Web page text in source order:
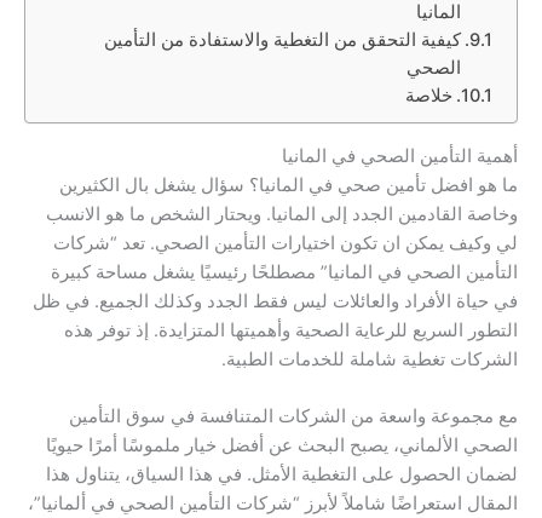
المانيا
كيفية التحقق من التغطية والاستفادة من التأمين
الصحي
خلاصة
أهمية التأمين الصحي في المانيا
ما هو افضل تأمين صحي في المانيا؟ سؤال يشغل بال الكثيرين
وخاصة القادمين الجدد إلى المانيا. ويحتار الشخص ما هو الانسب
لي وكيف يمكن ان تكون اختيارات التأمين الصحي. تعد “شركات
التأمين الصحي في المانيا” مصطلحًا رئيسيًا يشغل مساحة كبيرة
في حياة الأفراد والعائلات ليس فقط الجدد وكذلك الجميع. في ظل
التطور السريع للرعاية الصحية وأهميتها المتزايدة. إذ توفر هذه
الشركات تغطية شاملة للخدمات الطبية.
مع مجموعة واسعة من الشركات المتنافسة في سوق التأمين
الصحي الألماني، يصبح البحث عن أفضل خيار ملموسًا أمرًا حيويًا
لضمان الحصول على التغطية الأمثل. في هذا السياق، يتناول هذا
المقال استعراضًا شاملاً لأبرز “شركات التأمين الصحي في ألمانيا”،